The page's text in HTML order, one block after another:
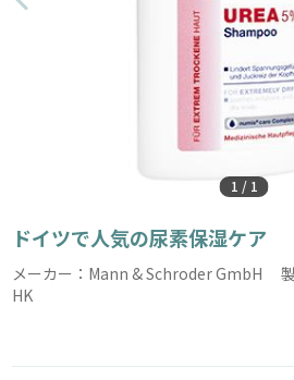
1 / 1
ドイツで人気の尿素保湿ケア
メーカー：Mann & Schroder GmbH
HK